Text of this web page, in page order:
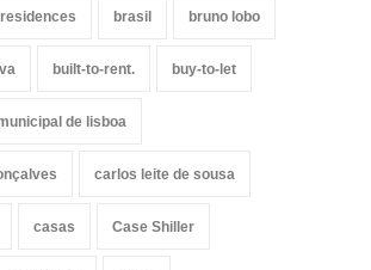
brasil bruno lobo
built-to-rent. buy-to-let
de lisboa
carlos leite de sousa
casas Case Shiller